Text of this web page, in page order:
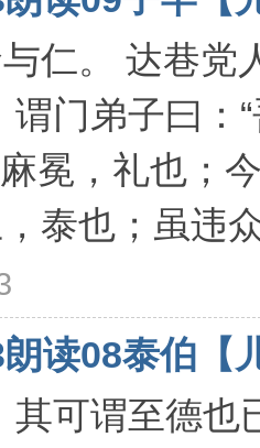
仁。 达巷党
谓门弟子曰
麻冕，礼也；
泰也；虽违
读08泰伯【
其可谓至德